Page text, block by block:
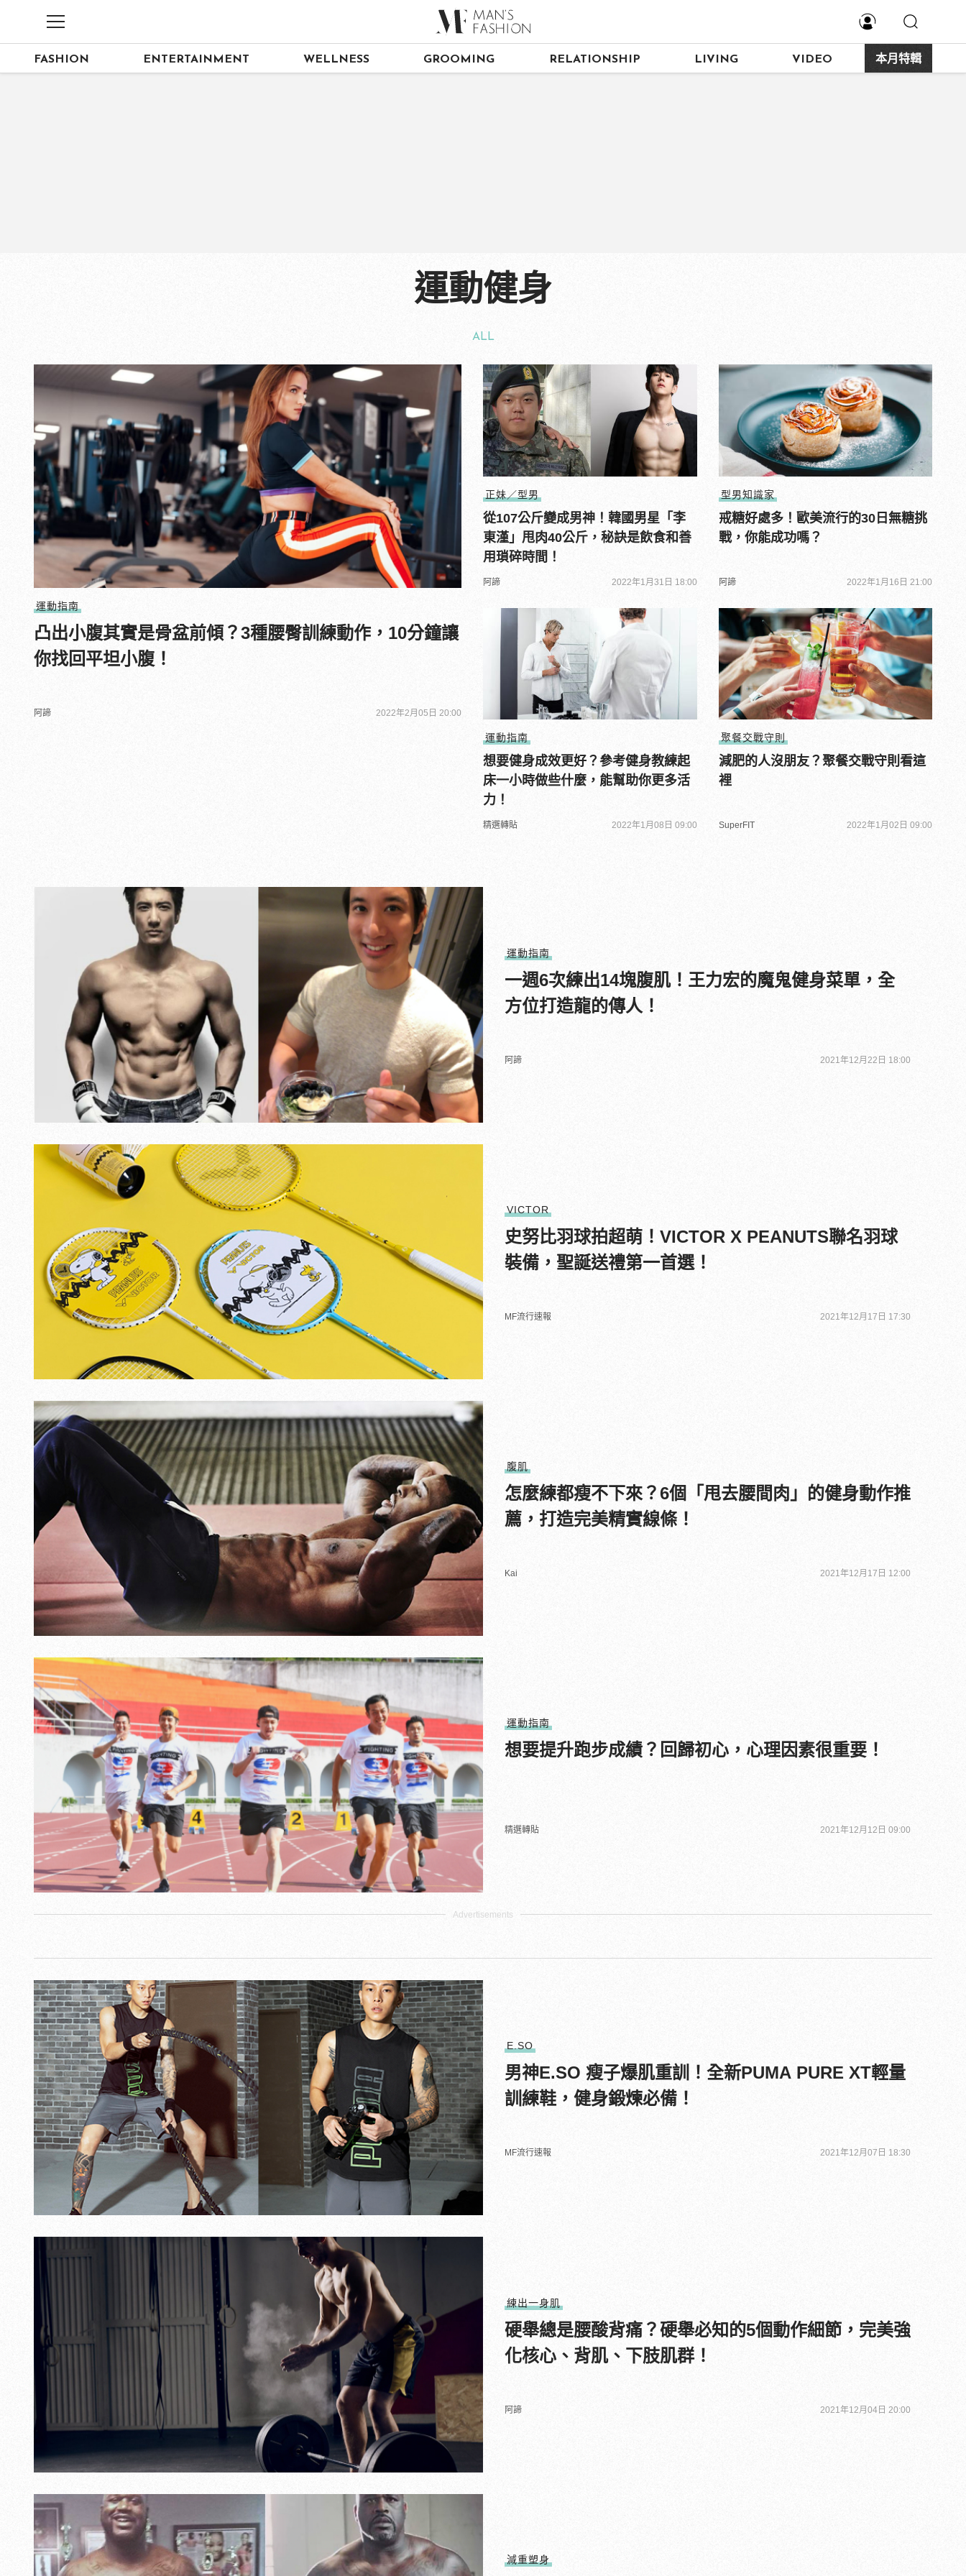
FASHION ENTERTAINMENT WELLNESS GROOMING RELATIONSHIP LIVING VIDEO 本月特輯
運動健身
ALL
運動指南
凸出小腹其實是骨盆前傾？3種腰臀訓練動作，10分鐘讓
你找回平坦小腹！
阿諦 2022年2月05日 20:00
正妹／型男
從107公斤變成男神！韓國男星「李
東漌」甩肉40公斤，秘訣是飲食和善
用瑣碎時間！
阿諦 2022年1月31日 18:00
型男知識家
戒糖好處多！歐美流行的30日無糖挑
戰，你能成功嗎？
阿諦 2022年1月16日 21:00
運動指南
想要健身成效更好？參考健身教練起
床一小時做些什麼，能幫助你更多活
力！
精選轉貼 2022年1月08日 09:00
聚餐交戰守則
減肥的人沒朋友？聚餐交戰守則看這
裡
SuperFIT 2022年1月02日 09:00
運動指南
一週6次練出14塊腹肌！王力宏的魔鬼健身菜單，全
方位打造龍的傳人！
阿諦 2021年12月22日 18:00
VICTOR
史努比羽球拍超萌！VICTOR X PEANUTS聯名羽球
裝備，聖誕送禮第一首選！
MF流行速報 2021年12月17日 17:30
腹肌
怎麼練都瘦不下來？6個「甩去腰間肉」的健身動作推
薦，打造完美精實線條！
Kai 2021年12月17日 12:00
運動指南
想要提升跑步成績？回歸初心，心理因素很重要！
精選轉貼 2021年12月12日 09:00
E.SO
男神E.SO 瘦子爆肌重訓！全新PUMA PURE XT輕量
訓練鞋，健身鍛煉必備！
MF流行速報 2021年12月07日 18:30
練出一身肌
硬舉總是腰酸背痛？硬舉必知的5個動作細節，完美強
化核心、背肌、下肢肌群！
阿諦 2021年12月04日 20:00
減重塑身